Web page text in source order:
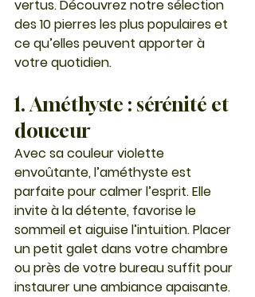
vertus. Découvrez notre sélection
des 10 pierres les plus populaires et
ce qu’elles peuvent apporter à
votre quotidien.
1. Améthyste : sérénité et
douceur
Avec sa couleur violette
envoûtante, l’améthyste est
parfaite pour calmer l’esprit. Elle
invite à la détente, favorise le
sommeil et aiguise l’intuition. Placer
un petit galet dans votre chambre
ou près de votre bureau suffit pour
instaurer une ambiance apaisante.